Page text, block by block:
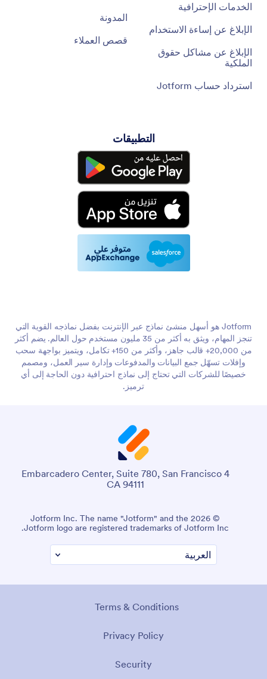
الخدمات الإحترافية
الإبلاغ عن إساءة الاستخدام
الإبلاغ عن مشاكل حقوق
الملكية
استرداد حساب Jotform
المدونة
قصص العملاء
التطبيقات
Jotform هو أسهل منشئ نماذج عبر الإنترنت بفضل نماذجه القوية التي
تنجز المهام، ويثق به أكثر من 35 مليون مستخدم حول العالم. يضم أكثر
من 20,000+ قالب جاهز، وأكثر من 150+ تكامل، ويتميز بواجهة سحب
وإفلات تسهّل جمع البيانات والمدفوعات وإدارة سير العمل، ومصمم
خصيصًا للشركات التي تحتاج إلى نماذج احترافية دون الحاجة إلى أي
ترميز.
4 Embarcadero Center, Suite 780, San Francisco
CA 94111
© 2026 Jotform Inc. The name "Jotform" and the
Jotform logo are registered trademarks of Jotform Inc.
Terms & Conditions
Privacy Policy
Security